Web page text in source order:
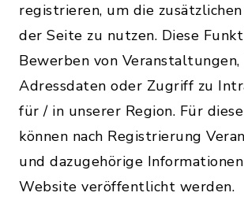
registrieren, um die
der Seite zu nutzen. Diese
Bewerben von
Adressdaten oder Zugriff zu
für / in unserer Region. Für
können nach Registrierung
und dazugehörige
Website veröffentlicht werden.